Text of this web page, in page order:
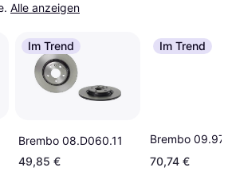
Alle anzeigen
Im Trend
Brembo 08.D060.11
49,85 €
Im Trend
Brembo
70,74 €